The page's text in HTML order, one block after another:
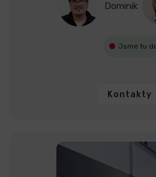
Dominik
Jsme tu
Kontakty